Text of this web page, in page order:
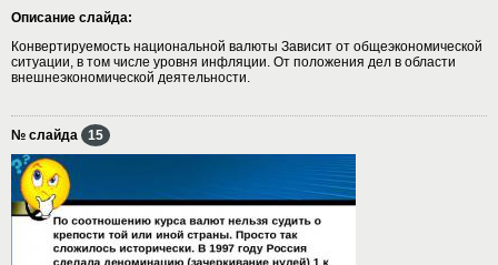
Описание слайда:
Конвертируемость национальной валюты Зависит от общеэкономической
ситуации, в том числе уровня инфляции. От положения дел в области
внешнеэкономической деятельности.
№ слайда 15